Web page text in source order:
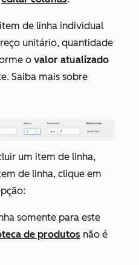
de linha individual
unitário, quantidade
o valor atualizado
Saiba mais sobre
um item de linha,
de linha, clique em
somente para este
de produtos não é